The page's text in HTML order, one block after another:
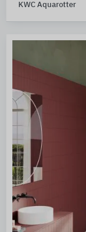
KWC Aquarotter